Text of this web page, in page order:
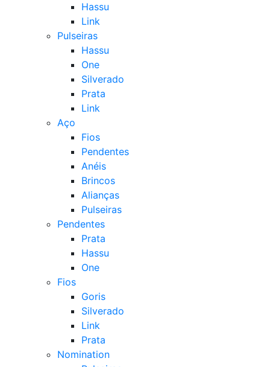
Hassu
Link
Pulseiras
Hassu
One
Silverado
Prata
Link
Aço
Fios
Pendentes
Anéis
Brincos
Alianças
Pulseiras
Pendentes
Prata
Hassu
One
Fios
Goris
Silverado
Link
Prata
Nomination